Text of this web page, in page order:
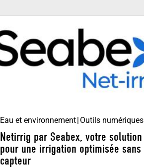
Eau et environnement Outils numériques
Netirrig par Seabex, votre solution
pour une irrigation optimisée sans
capteur